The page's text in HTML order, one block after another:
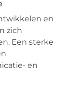
en
zich
Een sterke
en